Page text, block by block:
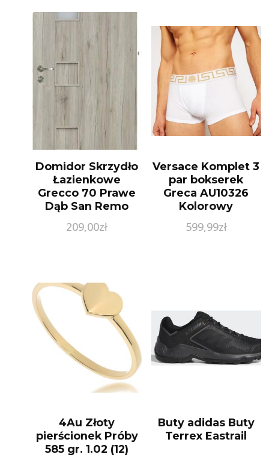
Domidor Skrzydło
Łazienkowe
Grecco 70 Prawe
Dąb San Remo
209,00zł
Versace Komplet 3
par bokserek
Greca AU10326
Kolorowy
599,99zł
4Au Złoty
pierścionek Próby
585 gr. 1.02 (12)
Buty adidas Buty
Terrex Eastrail